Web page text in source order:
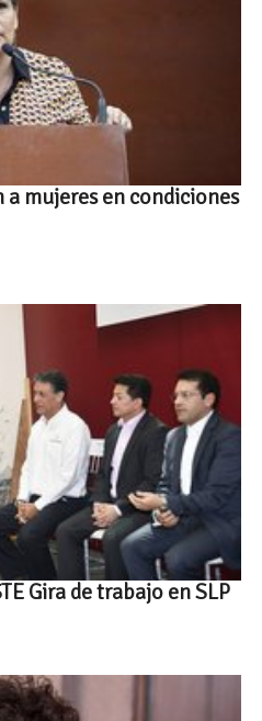
mujeres en condiciones
Gira de trabajo en SLP